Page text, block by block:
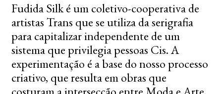
Fudida Silk é um coletivo-cooperativa de
artistas Trans que se utiliza da serigrafia
para capitalizar independente de um
sistema que privilegia pessoas Cis. A
experimentação é a base do nosso processo
criativo, que resulta em obras que